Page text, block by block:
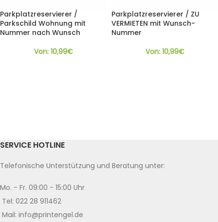
Parkplatzreservierer /
Parkschild Wohnung mit
Nummer nach Wunsch
Von: 10,99€
Parkplatzreservierer / ZU
VERMIETEN mit Wunsch-
Nummer
Von: 10,99€
SERVICE HOTLINE
Telefonische Unterstützung und Beratung unter:
Mo. - Fr. 09:00 - 15:00 Uhr
Tel: 022 28 911462
Mail: info@printengel.de